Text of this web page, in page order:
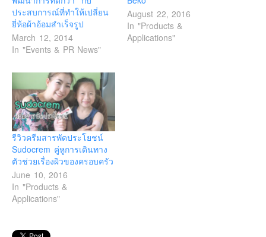
ประสบการณ์ที่ทำให้เปลี่ยน
ยี่ห้อผ้าอ้อมสำเร็จรูป
March 12, 2014
In "Events & PR News"
August 22, 2016
In "Products &
Applications"
รีวิวครีมสารพัดประโยชน์
Sudocrem คู่หูการเดินทาง
ตัวช่วยเรื่องผิวของครอบครัว
June 10, 2016
In "Products &
Applications"